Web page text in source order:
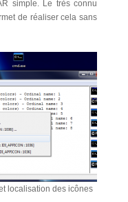
simple. Le très connu
de réaliser cela sans
localisation des icônes